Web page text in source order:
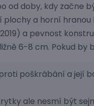
od doby, kdy začne
a horní
a pevnost
6-8 cm. Pokud
poškrábání a její
ale nesmí být